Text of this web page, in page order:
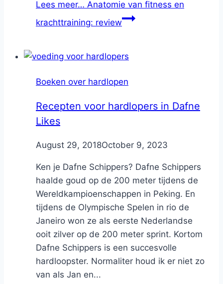
Lees meer… Anatomie van fitness en
krachttraining: review
Boeken over hardlopen
Recepten voor hardlopers in Dafne
Likes
ByNicole
August 29, 2018October 9, 2023
Ken je Dafne Schippers? Dafne Schippers
haalde goud op de 200 meter tijdens de
Wereldkampioenschappen in Peking. En
tijdens de Olympische Spelen in rio de
Janeiro won ze als eerste Nederlandse
ooit zilver op de 200 meter sprint. Kortom
Dafne Schippers is een succesvolle
hardloopster. Normaliter houd ik er niet zo
van als Jan en...